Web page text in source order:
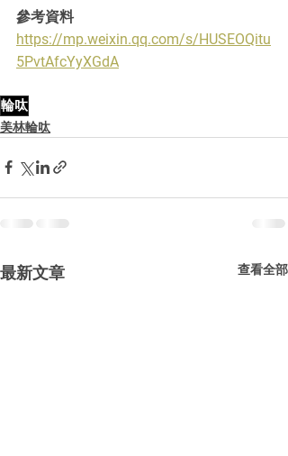
參考資料
https://mp.weixin.qq.com/s/HUSEOQitu
5PvtAfcYyXGdA
輪呔
美林輪呔
最新文章 查看全部